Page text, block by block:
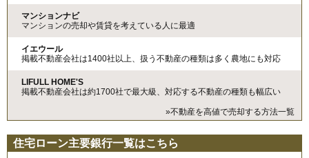
マンションナビ
マンションの売却や賃貸を考えている人に最適
イエウール
掲載不動産会社は1400社以上、扱う不動産の種類は多く農地にも対応
LIFULL HOME'S
掲載不動産会社は約1700社で最大級、対応する不動産の種類も幅広い
»不動産を高値で売却する方法一覧
住宅ローン主要銀行一覧はこちら